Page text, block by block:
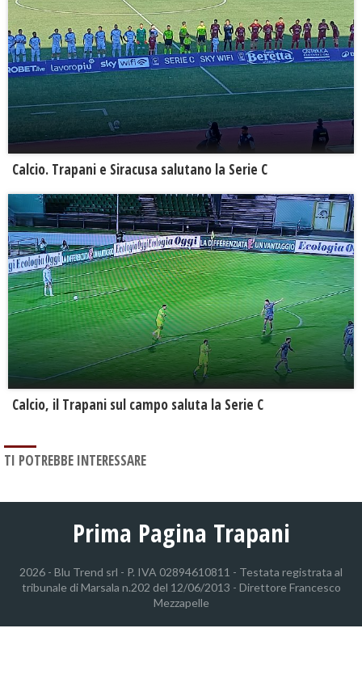
Calcio. Trapani e Siracusa salutano la Serie C
Calcio, il Trapani sul campo saluta la Serie C
TI POTREBBE INTERESSARE
Prima Pagina Trapani
2026 - Blu Trend srl - P. IVA 02894610811 - Testata registrata al
tribunale di Marsala n.202 del 12/06/2013 - Direttore Francesco
Mezzapelle